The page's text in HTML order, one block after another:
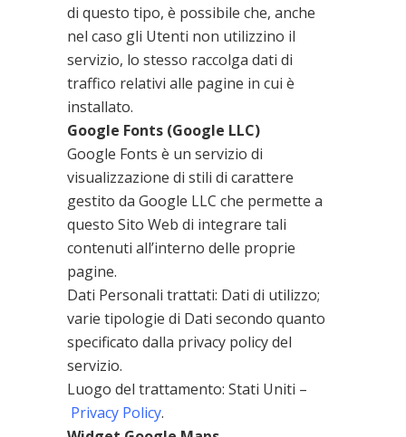
di questo tipo, è possibile che, anche
nel caso gli Utenti non utilizzino il
servizio, lo stesso raccolga dati di
traffico relativi alle pagine in cui è
installato.
Google Fonts (Google LLC)
Google Fonts è un servizio di
visualizzazione di stili di carattere
gestito da Google LLC che permette a
questo Sito Web di integrare tali
contenuti all’interno delle proprie
pagine.
Dati Personali trattati: Dati di utilizzo;
varie tipologie di Dati secondo quanto
specificato dalla privacy policy del
servizio.
Luogo del trattamento: Stati Uniti –
Privacy Policy.